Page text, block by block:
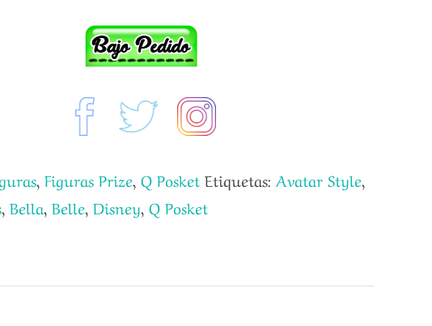
, Figuras Prize, Q Posket Etiquetas: Avatar Style,
, Bella, Belle, Disney, Q Posket